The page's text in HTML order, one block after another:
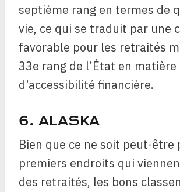
septième rang en termes de
vie, ce qui se traduit par une
favorable pour les retraités
33e rang de l’État en matière
d’accessibilité financière.
6. ALASKA
Bien que ce ne soit peut-être
premiers endroits qui
des retraités, les bons